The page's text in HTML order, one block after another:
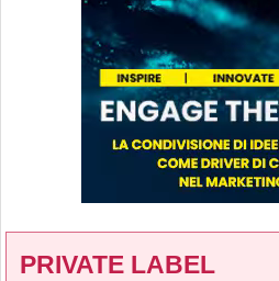
PRIVATE LABEL